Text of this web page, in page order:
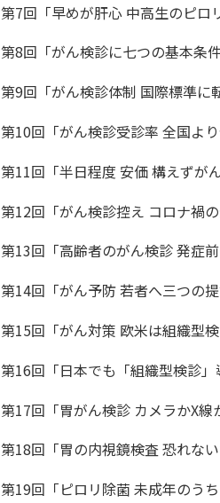
第7回「早めが肝心 中高生のピロ
第8回「がん検診に七つの基本条
第9回「がん検診体制 国際標準に
第10回「がん検診受診率 全国よ
第11回「半日程度 安価 構えずが
第12回「がん検診控え コロナ禍
第13回「高齢者のがん検診 発症
第14回「がん予防 若者へ三つの
第15回「がん対策 欧米は組織型
第16回「日本でも「組織型検診」
第17回「胃がん検診 カメラかX線
第18回「胃の内視鏡検査 恐れな
第19回「ピロリ除菌 未成年のう